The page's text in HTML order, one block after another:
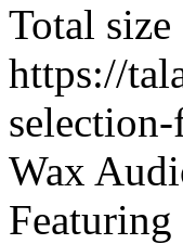
Total
https://
Wax